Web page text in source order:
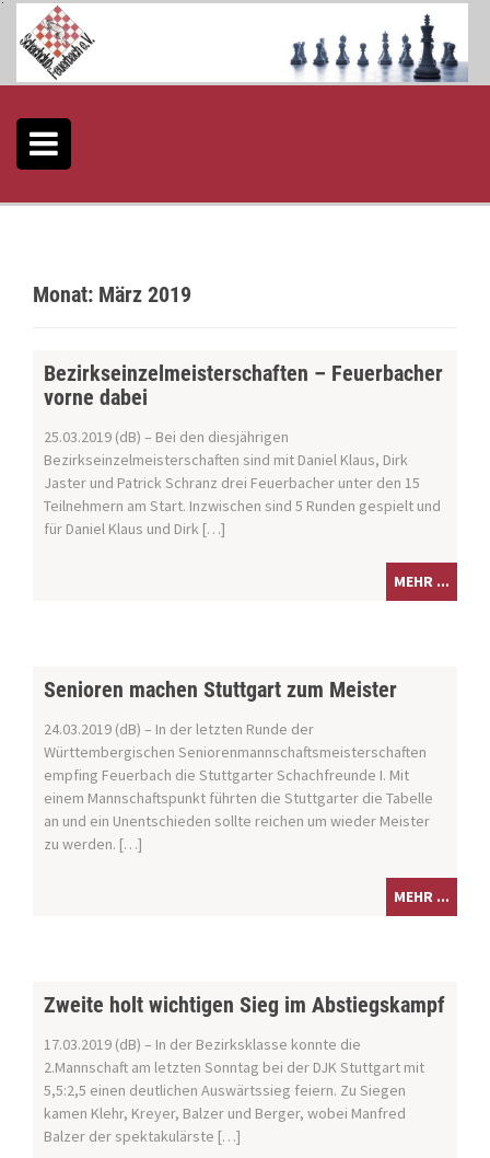
S
Monat: März 2019
Bezirkseinzelmeisterschaften – Feuerbacher
vorne dabei
25.03.2019 (dB) – Bei den diesjährigen
Bezirkseinzelmeisterschaften sind mit Daniel Klaus, Dirk
Jaster und Patrick Schranz drei Feuerbacher unter den 15
Teilnehmern am Start. Inzwischen sind 5 Runden gespielt und
für Daniel Klaus und Dirk […]
MEHR ...
Senioren machen Stuttgart zum Meister
24.03.2019 (dB) – In der letzten Runde der
Württembergischen Seniorenmannschaftsmeisterschaften
empfing Feuerbach die Stuttgarter Schachfreunde I. Mit
einem Mannschaftspunkt führten die Stuttgarter die Tabelle
an und ein Unentschieden sollte reichen um wieder Meister
zu werden. […]
MEHR ...
Zweite holt wichtigen Sieg im Abstiegskampf
17.03.2019 (dB) – In der Bezirksklasse konnte die
2.Mannschaft am letzten Sonntag bei der DJK Stuttgart mit
5,5:2,5 einen deutlichen Auswärtssieg feiern. Zu Siegen
kamen Klehr, Kreyer, Balzer und Berger, wobei Manfred
Balzer der spektakulärste […]